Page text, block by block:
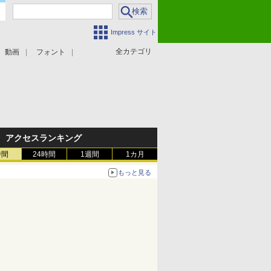
Impress サイト
全カテゴリ
動画 フォント
アクセスランキング
24時間 1週間 1カ月
もっと見る